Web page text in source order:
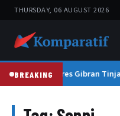
THURSDAY, 06 AUGUST 2026
BREAKINGWapres Gibran